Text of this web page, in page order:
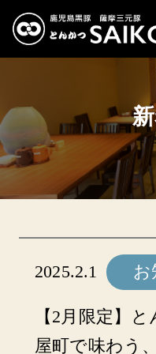
2025.2.1 お
【2月限定】
屋町で味わう